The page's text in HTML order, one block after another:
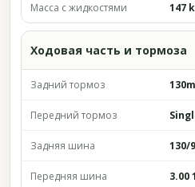
Масса с жидкостями 147
Ходовая часть и тормоза
Задний тормоз
Передний тормоз
Задняя шина 130/
Передняя шина 3.00